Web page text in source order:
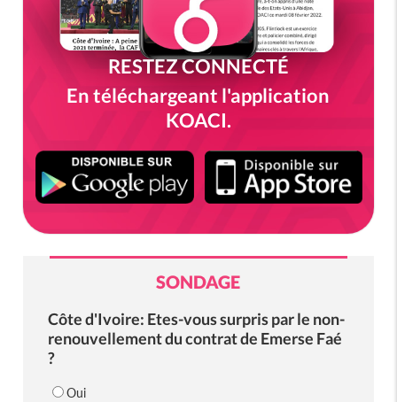
RESTEZ CONNECTÉ
En téléchargeant l'application
KOACI.
SONDAGE
Côte d'Ivoire: Etes-vous surpris par le non-
renouvellement du contrat de Emerse Faé
?
Oui